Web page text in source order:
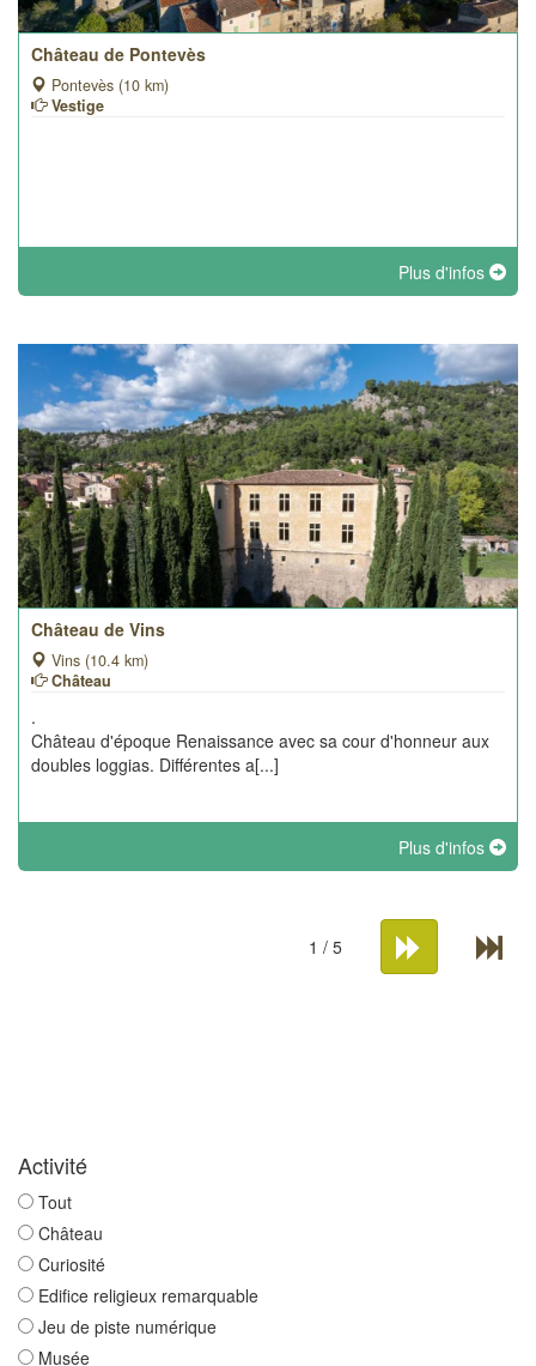
Château de Pontevès
Pontevès (10 km)
Vestige
Plus d'infos
Château de Vins
Vins (10.4 km)
Château
.
Château d'époque Renaissance avec sa cour d'honneur aux
doubles loggias. Différentes a[...]
Plus d'infos
1 / 5
Activité
Tout
Château
Curiosité
Edifice religieux remarquable
Jeu de piste numérique
Musée